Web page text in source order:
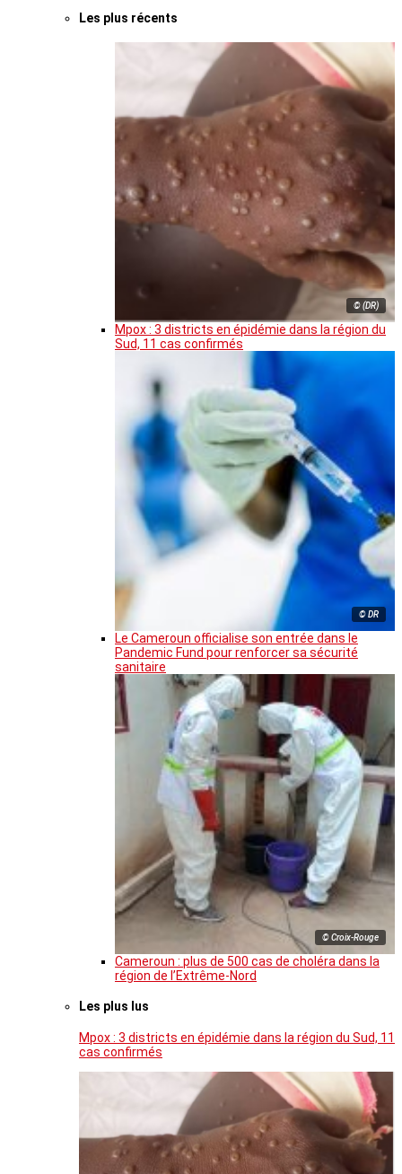
Les plus récents
© (DR)
Mpox : 3 districts en épidémie dans la région du
Sud, 11 cas confirmés
© DR
Le Cameroun officialise son entrée dans le
Pandemic Fund pour renforcer sa sécurité
sanitaire
© Croix-Rouge
Cameroun : plus de 500 cas de choléra dans la
région de l’Extrême-Nord
Les plus lus
Mpox : 3 districts en épidémie dans la région du Sud, 11
cas confirmés